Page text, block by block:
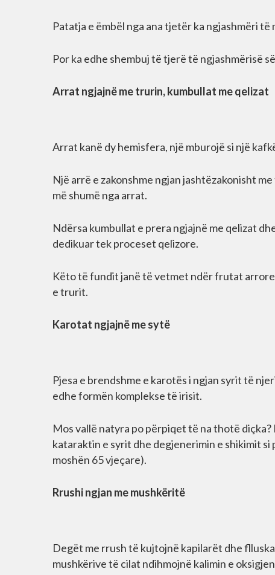
Patatja e ëmbël nga ana tjetër ka ngjashmëri
Por ka edhe shembuj të tjerë të ngjashmërisë
Arrat ngjajnë me trurin, kumbullat me qelizat
Arrat kanë dy hemisfera, një mburojë si një
Një arrë e zakonshme ngjan jashtëzakonisht
më shumë nga arrat.
Ndërsa kumbullat e prera ngjajnë me qelizat
dedikuar tek proceset qelizore.
Këto të fundit janë të vetmet ndër frutat
e trurit.
Karotat ngjajnë me sytë
Pjesa e brendshme e karotës i ngjan syrit të
edhe formën komplekse të irisit.
Mos vallë natyra po përpiqet të na thotë
kataraktin e syrit dhe degjenerimin e shikimit si
moshën 65 vjeçare).
Rrushi ngjan me mushkëritë
Degët me rrush të kujtojnë kapilarët dhe
mushkërive të cilat ndihmojnë kalimin e